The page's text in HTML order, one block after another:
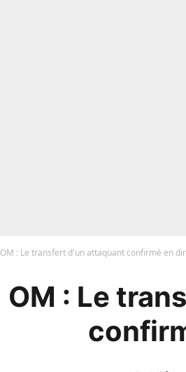
OM : Le transfert d'un attaquant confirmé en
OM : Le